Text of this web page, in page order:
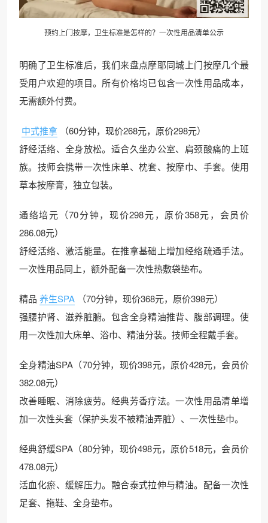
预约上门按摩，卫生标准是怎样的？一次性用品清单公示
明确了卫生标准后，我们来盘点摩耶同城上门按摩几个最
受用户欢迎的项目。所有价格均已包含一次性用品成本，
无需额外付费。
中式推拿
（60分钟，现价268元，原价298元）
舒经活络、全身放松。适合久坐办公室、肩颈酸痛的上班
族。技师会携带一次性床单、枕套、按摩巾、手套。使用
草本按摩膏，独立包装。
通络培元（70分钟，现价298元，原价358元，会员价
286.08元）
舒经活络、激活能量。在推拿基础上增加经络疏通手法。
一次性用品同上，额外配备一次性热敷袋垫布。
精品 养生SPA
（70分钟，现价368元，原价398元）
强腰护肾、滋养脏腑。包含全身精油推背、腹部调理。使
用一次性加大床单、浴巾、精油分装。技师全程戴手套。
全身精油SPA（70分钟，现价398元，原价428元，会员价
382.08元）
改善睡眠、消除疲劳。经典芳香疗法。一次性用品清单增
加一次性头套（保护头发不被精油弄脏）、一次性垫巾。
经典舒缓SPA（80分钟，现价498元，原价518元，会员价
478.08元）
活血化瘀、缓解压力。融合泰式拉伸与精油。配备一次性
足套、拖鞋、全身垫布。